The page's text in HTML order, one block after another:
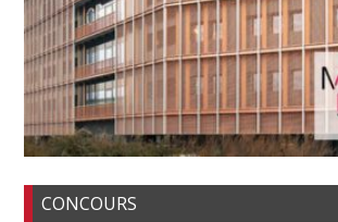
CONCOURS